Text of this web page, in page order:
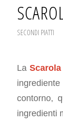
SECONDI PIATTI
La
contorno,
ingredienti